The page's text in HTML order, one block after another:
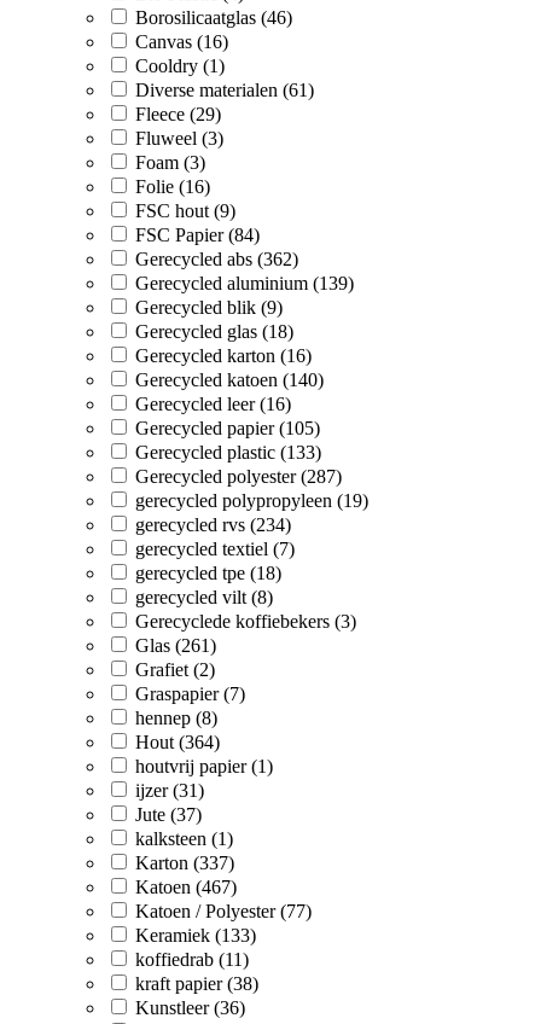
Borosilicaatglas (46)
Canvas (16)
Cooldry (1)
Diverse materialen (61)
Fleece (29)
Fluweel (3)
Foam (3)
Folie (16)
FSC hout (9)
FSC Papier (84)
Gerecycled abs (362)
Gerecycled aluminium (139)
Gerecycled blik (9)
Gerecycled glas (18)
Gerecycled karton (16)
Gerecycled katoen (140)
Gerecycled leer (16)
Gerecycled papier (105)
Gerecycled plastic (133)
Gerecycled polyester (287)
gerecycled polypropyleen (19)
gerecycled rvs (234)
gerecycled textiel (7)
gerecycled tpe (18)
gerecycled vilt (8)
Gerecyclede koffiebekers (3)
Glas (261)
Grafiet (2)
Graspapier (7)
hennep (8)
Hout (364)
houtvrij papier (1)
ijzer (31)
Jute (37)
kalksteen (1)
Karton (337)
Katoen (467)
Katoen / Polyester (77)
Keramiek (133)
koffiedrab (11)
kraft papier (38)
Kunstleer (36)